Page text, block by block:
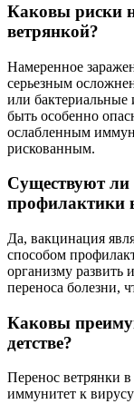
Каковы риски
ветрянкой?
Намеренное
серьезным
или
быть особенно
ослабленным
рискованным.
Существуют ли
профилактики
Да, вакцинация
способом
организму развить
переноса болезни,
Каковы
детстве?
Перенос ветрянки
иммунитет к